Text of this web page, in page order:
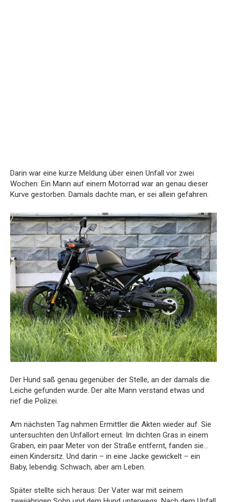
Darin war eine kurze Meldung über einen Unfall vor zwei
Wochen: Ein Mann auf einem Motorrad war an genau dieser
Kurve gestorben. Damals dachte man, er sei allein gefahren.
Der Hund saß genau gegenüber der Stelle, an der damals die
Leiche gefunden wurde. Der alte Mann verstand etwas und
rief die Polizei.
Am nächsten Tag nahmen Ermittler die Akten wieder auf. Sie
untersuchten den Unfallort erneut. Im dichten Gras in einem
Graben, ein paar Meter von der Straße entfernt, fanden sie…
einen Kindersitz. Und darin – in eine Jacke gewickelt – ein
Baby, lebendig. Schwach, aber am Leben.
Später stellte sich heraus: Der Vater war mit seinem